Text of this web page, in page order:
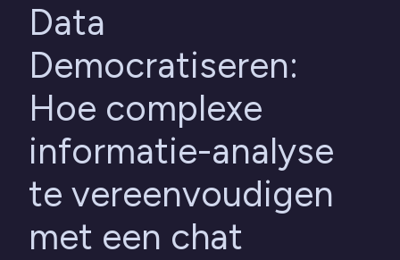
Data
Democratiseren:
Hoe complexe
informatie-analyse
te vereenvoudigen
met een chat